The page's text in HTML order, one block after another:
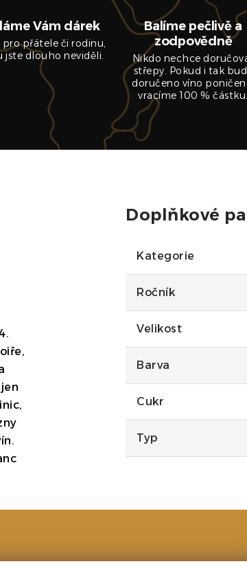
Vám dárek
pro přátele či rodinu,
jste dlouho neviděli.
Balíme pečlivě a
zodpovědně
Nikdo nechce
střepy. Pokud i tak
doručeno víno
vracíme 100 % částku.
Doplňkové
Kategorie
Ročník
Velikost
Barva
Cukr
Typ